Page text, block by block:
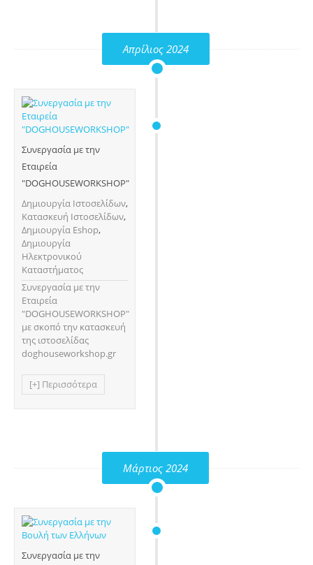
Απρίλιος 2024
Συνεργασία με την
Εταιρεία
"DOGHOUSEWORKSHOP"
Δημιουργία Ιστοσελίδων,
Κατασκευή Ιστοσελίδων,
Δημιουργία Eshop,
Δημιουργία
Ηλεκτρονικού
Καταστήματος
Συνεργασία με την
Εταιρεία
"DOGHOUSEWORKSHOP"
με σκοπό την κατασκευή
της ιστοσελίδας
doghouseworkshop.gr
[+] Περισσότερα
Μάρτιος 2024
Συνεργασία με την